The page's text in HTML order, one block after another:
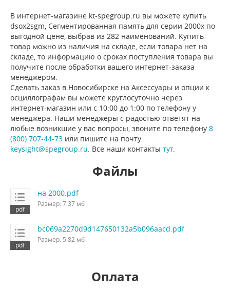
В интернет-магазине kt-spegroup.ru вы можете купить
dsox2sgm, Сегментированная память для серии 2000x по
выгодной цене, выбрав из 282 наименований. Купить
товар можно из наличия на складе, если товара нет на
складе, то информацию о сроках поступления товара вы
получите после обработки вашего интернет-заказа
менеджером.
Сделать заказ в Новосибирске на Аксессуары и опции к
осциллографам вы можете круглосуточно через
интернет-магазин или с 10:00 до 1:00 по телефону у
менеджера. Наши менеджеры с радостью ответят на
любые возникшие у вас вопросы, звоните по телефону 8
(800) 707-44-73 или пишите на почту
keysight@spegroup.ru. Все наши контакты тут.
Файлы
на 2000.pdf
Размер: 7.37 мб
bc069a2270d9d147650132a5b096aacd.pdf
Размер: 5.82 мб
Оплата